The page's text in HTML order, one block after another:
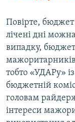
Повірте,
лічені дні
випадку, бюджет
тобто «УДАРу»
бюджетній
головам
інтереси